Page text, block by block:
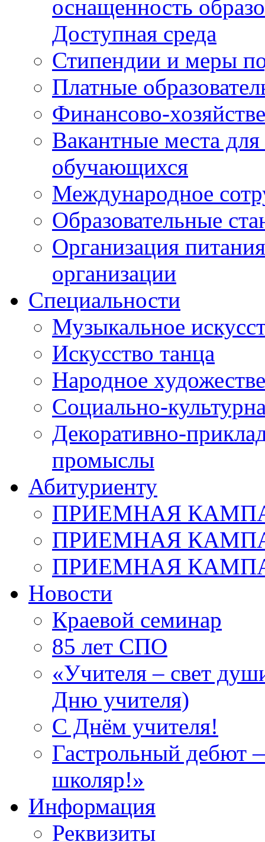
оснащенность
Доступная среда
Стипендии и меры
Платные
Финансово-
Вакантные места
обучающихся
Международное
Образовательные
Организация
организации
Специальности
Музыкальное
Искусство танца
Народное
Социально-
Декоративно-
промыслы
Абитуриенту
ПРИЕМНАЯ
ПРИЕМНАЯ
ПРИЕМНАЯ
Новости
Краевой семинар
85 лет СПО
«Учителя – свет
Дню учителя)
С Днём учителя!
Гастрольный дебют
школяр!»
Информация
Реквизиты